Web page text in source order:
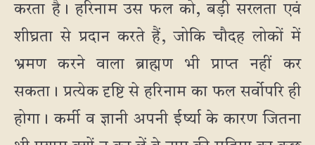
करता है। हरिनाम उस फल को, बड़ी सरलता एवं
शीघ्रता से प्रदान करते हैं, जोकि चौदह लोकों में
भ्रमण करने वाला ब्राह्मण भी प्राप्त नहीं कर
सकता। प्रत्येक दृष्टि से हरिनाम का फल सर्वोपरि ही
होगा। कर्मी व ज्ञानी अपनी ईर्ष्या के कारण जितना